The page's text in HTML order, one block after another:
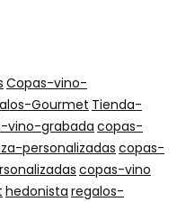
Copas-vino-
Gourmet Tienda-
vino-grabadacopas-
personalizadas copas-
copas-vino
hedonista regalos-